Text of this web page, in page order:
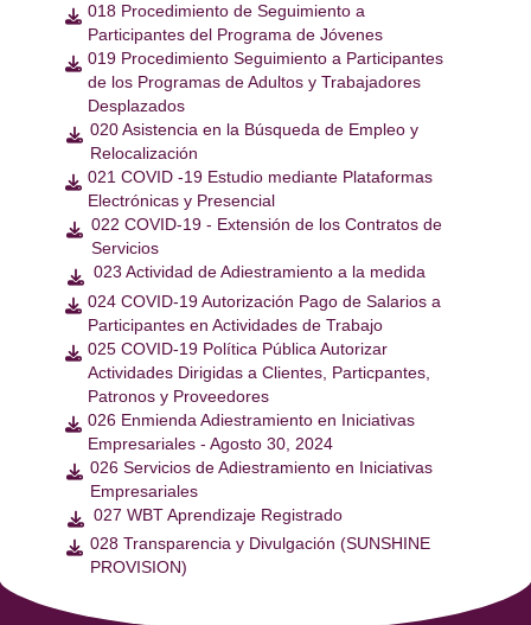
 018 Procedimiento de Seguimiento a
Participantes del Programa de Jóvenes
 019 Procedimiento Seguimiento a Participantes
de los Programas de Adultos y Trabajadores
Desplazados
 020 Asistencia en la Búsqueda de Empleo y
Relocalización
 021 COVID -19 Estudio mediante Plataformas
Electrónicas y Presencial
 022 COVID-19 - Extensión de los Contratos de
Servicios
 023 Actividad de Adiestramiento a la medida
 024 COVID-19 Autorización Pago de Salarios a
Participantes en Actividades de Trabajo
 025 COVID-19 Política Pública Autorizar
Actividades Dirigidas a Clientes, Particpantes,
Patronos y Proveedores
 026 Enmienda Adiestramiento en Iniciativas
Empresariales - Agosto 30, 2024
 026 Servicios de Adiestramiento en Iniciativas
Empresariales
 027 WBT Aprendizaje Registrado
 028 Transparencia y Divulgación (SUNSHINE
PROVISION)